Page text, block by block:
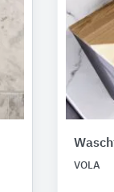
VOLA